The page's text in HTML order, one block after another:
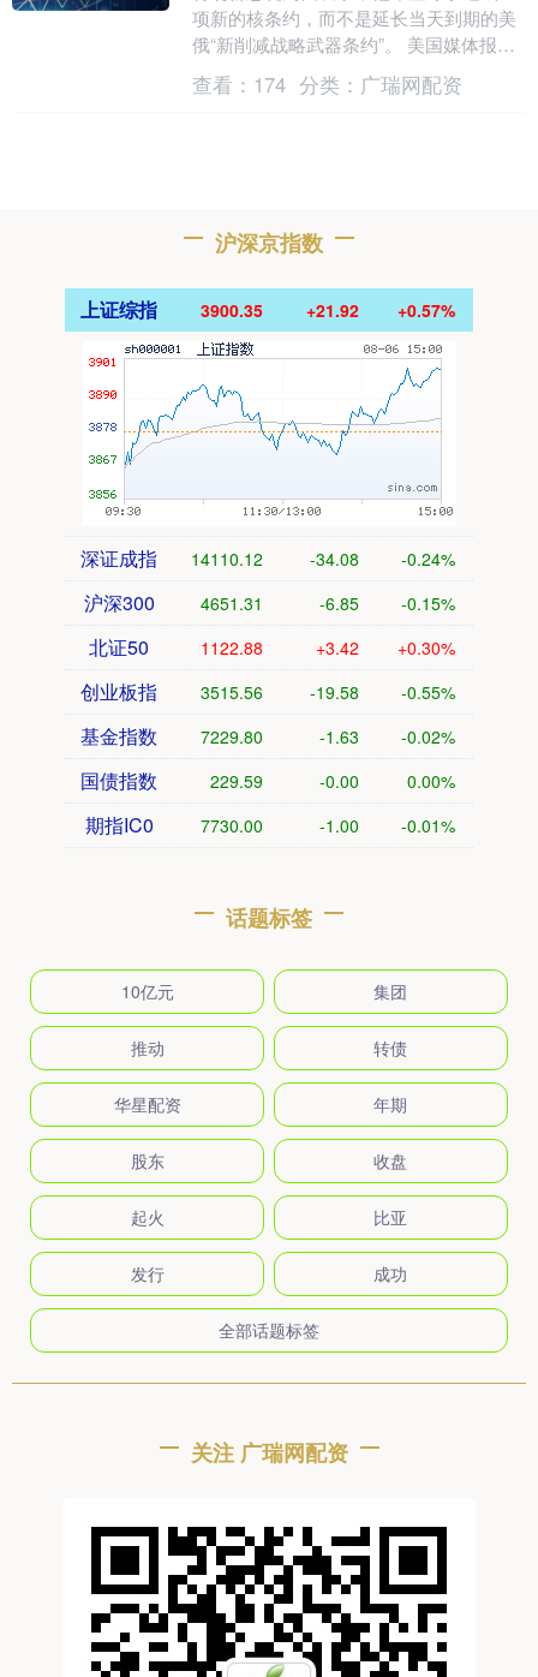
项新的核条约，而不是延长当天到期的美
俄“新削减战略武器条约”。 美国媒体报道
称，特朗普在社交平台上发帖，吹捧自己
增强美国军事....
查看： 174 分类： 广瑞网配资
沪深京指数
上证综指 3900.35 +21.92 +0.57%
深证成指 14110.12 -34.08 -0.24%
沪深300 4651.31 -6.85 -0.15%
北证50 1122.88 +3.42 +0.30%
创业板指 3515.56 -19.58 -0.55%
基金指数 7229.80 -1.63 -0.02%
国债指数 229.59 -0.00 0.00%
期指IC0 7730.00 -1.00 -0.01%
话题标签
10亿元 集团
推动 转债
华星配资 年期
股东 收盘
起火 比亚
发行 成功
全部话题标签
关注 广瑞网配资